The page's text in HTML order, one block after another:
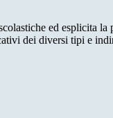
ed esplicita la
dei diversi tipi e